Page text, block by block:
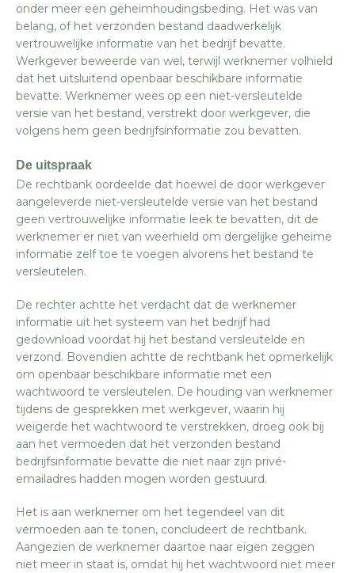
onder meer een geheimhoudingsbeding. Het was van
belang, of het verzonden bestand daadwerkelijk
vertrouwelijke informatie van het bedrijf bevatte.
Werkgever beweerde van wel, terwijl werknemer volhield
dat het uitsluitend openbaar beschikbare informatie
bevatte. Werknemer wees op een niet-versleutelde
versie van het bestand, verstrekt door werkgever, die
volgens hem geen bedrijfsinformatie zou bevatten.
De uitspraak
De rechtbank oordeelde dat hoewel de door werkgever
aangeleverde niet-versleutelde versie van het bestand
geen vertrouwelijke informatie leek te bevatten, dit de
werknemer er niet van weerhield om dergelijke geheime
informatie zelf toe te voegen alvorens het bestand te
versleutelen.
De rechter achtte het verdacht dat de werknemer
informatie uit het systeem van het bedrijf had
gedownload voordat hij het bestand versleutelde en
verzond. Bovendien achtte de rechtbank het opmerkelijk
om openbaar beschikbare informatie met een
wachtwoord te versleutelen. De houding van werknemer
tijdens de gesprekken met werkgever, waarin hij
weigerde het wachtwoord te verstrekken, droeg ook bij
aan het vermoeden dat het verzonden bestand
bedrijfsinformatie bevatte die niet naar zijn privé-
emailadres hadden mogen worden gestuurd.
Het is aan werknemer om het tegendeel van dit
vermoeden aan te tonen, concludeert de rechtbank.
Aangezien de werknemer daartoe naar eigen zeggen
niet meer in staat is, omdat hij het wachtwoord niet meer